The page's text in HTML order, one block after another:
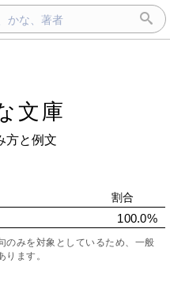
文庫
方と例文
割合
100.0%
のみを対象としているため、一般
ます。